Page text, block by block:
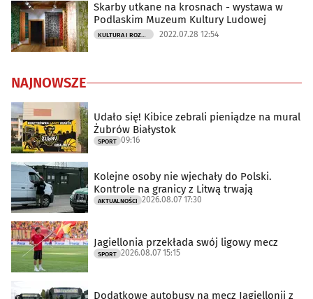
Skarby utkane na krosnach - wystawa w
Podlaskim Muzeum Kultury Ludowej
KULTURA I ROZRYWKA 2022.07.28 12:54
NAJNOWSZE
Udało się! Kibice zebrali pieniądze na mural
Żubrów Białystok
SPORT 09:16
Kolejne osoby nie wjechały do Polski.
Kontrole na granicy z Litwą trwają
AKTUALNOŚCI 2026.08.07 17:30
Jagiellonia przekłada swój ligowy mecz
SPORT 2026.08.07 15:15
Dodatkowe autobusy na mecz Jagiellonii z